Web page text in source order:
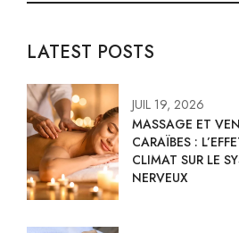
LATEST POSTS
JUIL 19, 2026
MASSAGE ET
CARAÏBES :
CLIMAT SUR LE
NERVEUX